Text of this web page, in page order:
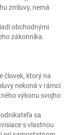
zmluvy, nemá
obchodnými
zákonníka.
človek, ktorý na
nekoná v rámci
výkonu svojho
sa
s vlastnou